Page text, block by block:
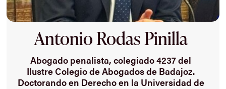
Antonio Rodas Pinilla
Abogado penalista, colegiado 4237 del
Ilustre Colegio de Abogados de Badajoz.
Doctorando en Derecho en la Universidad de